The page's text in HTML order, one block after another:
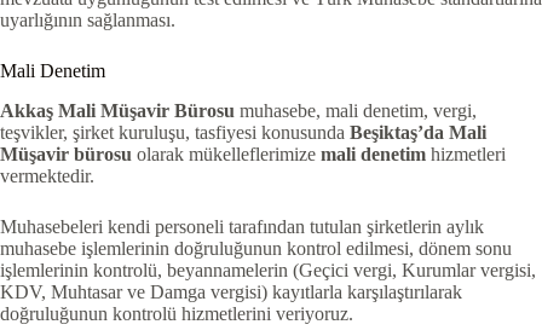
uyarlığının sağlanması.
Mali Denetim
Akkaş Mali Müşavir Bürosu muhasebe, mali denetim, vergi,
teşvikler, şirket kuruluşu, tasfiyesi konusunda Beşiktaş’da Mali
Müşavir bürosu olarak mükelleflerimize mali denetim hizmetleri
vermektedir.
Muhasebeleri kendi personeli tarafından tutulan şirketlerin aylık
muhasebe işlemlerinin doğruluğunun kontrol edilmesi, dönem sonu
işlemlerinin kontrolü, beyannamelerin (Geçici vergi, Kurumlar vergisi,
KDV, Muhtasar ve Damga vergisi) kayıtlarla karşılaştırılarak
doğruluğunun kontrolü hizmetlerini veriyoruz.